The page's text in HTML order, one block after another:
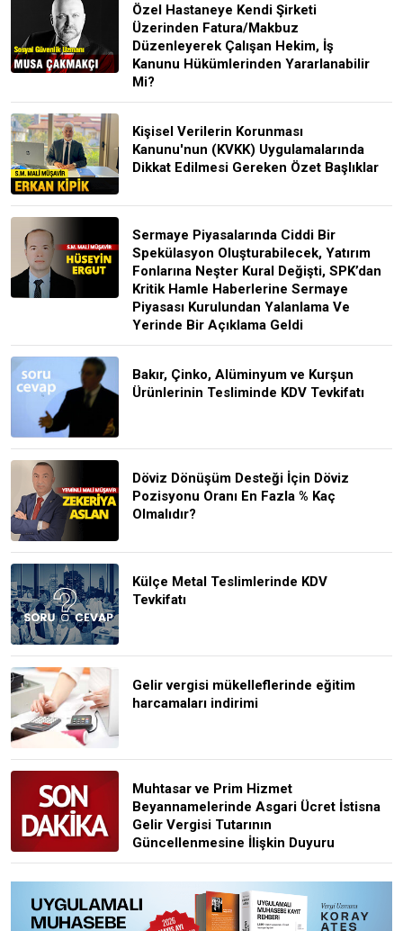
Özel Hastaneye Kendi Şirketi
Üzerinden Fatura/Makbuz
Düzenleyerek Çalışan Hekim, İş
Kanunu Hükümlerinden Yararlanabilir
Mi?
Kişisel Verilerin Korunması
Kanunu'nun (KVKK) Uygulamalarında
Dikkat Edilmesi Gereken Özet Başlıklar
Sermaye Piyasalarında Ciddi Bir
Spekülasyon Oluşturabilecek, Yatırım
Fonlarına Neşter Kural Değişti, SPK’dan
Kritik Hamle Haberlerine Sermaye
Piyasası Kurulundan Yalanlama Ve
Yerinde Bir Açıklama Geldi
Bakır, Çinko, Alüminyum ve Kurşun
Ürünlerinin Tesliminde KDV Tevkifatı
Döviz Dönüşüm Desteği İçin Döviz
Pozisyonu Oranı En Fazla % Kaç
Olmalıdır?
Külçe Metal Teslimlerinde KDV
Tevkifatı
Gelir vergisi mükelleflerinde eğitim
harcamaları indirimi
Muhtasar ve Prim Hizmet
Beyannamelerinde Asgari Ücret İstisna
Gelir Vergisi Tutarının
Güncellenmesine İlişkin Duyuru